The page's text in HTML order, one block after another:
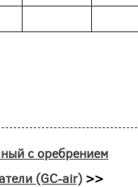
с оребрением
(GC-air)>>